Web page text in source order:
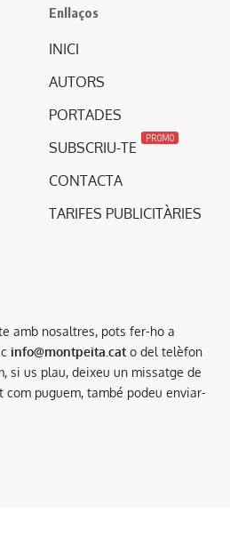
Enllaços
INICI
AUTORS
PORTADES
SUBSCRIU-TE
PROMO
CONTACTA
TARIFES PUBLICITÀRIES
amb nosaltres, pots fer-ho a
info@montpeita.cato del telèfon
si us plau, deixeu un missatge de
puguem, també podeu enviar-